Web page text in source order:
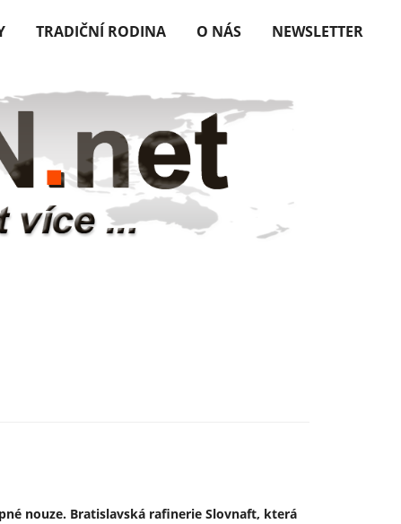
nouze. Bratislavská rafinerie Slovnaft, která
německo-ukrajinského společného
TRADIČNÍ RODINA O NÁS NEWSLETTER